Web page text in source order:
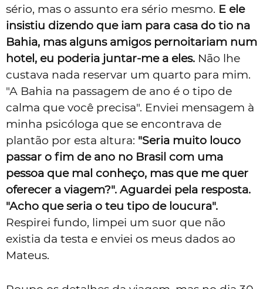
sério, mas o assunto era sério mesmo. E ele
insistiu dizendo que iam para casa do tio na
Bahia, mas alguns amigos pernoitariam num
hotel, eu poderia juntar-me a eles. Não lhe
custava nada reservar um quarto para mim.
"A Bahia na passagem de ano é o tipo de
calma que você precisa". Enviei mensagem à
minha psicóloga que se encontrava de
plantão por esta altura: "Seria muito louco
passar o fim de ano no Brasil com uma
pessoa que mal conheço, mas que me quer
oferecer a viagem?". Aguardei pela resposta.
"Acho que seria o teu tipo de loucura".
Respirei fundo, limpei um suor que não
existia da testa e enviei os meus dados ao
Mateus.